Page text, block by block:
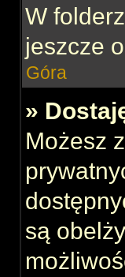
W
jeszcze
Góra
»
Możesz
są